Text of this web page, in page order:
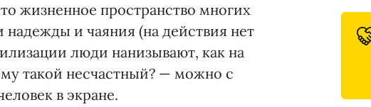
жизненное пространство многих
надежды и чаяния (на действия нет
люди нанизывают, как на
такой несчастный? — можно с
в экране.